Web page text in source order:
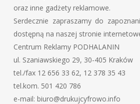
oraz inne gadżety reklamowe.
Serdecznie zapraszamy do
dostępną na naszej stronie
Centrum Reklamy PODHALANIN
ul. Szaniawskiego 29, 30-405 Kraków
tel./fax 12 656 33 62, 12 378 35 43
tel.kom. 501 420 786
e-mail: biuro@drukujcyfrowo.info